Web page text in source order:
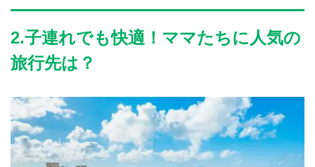
2.子連れでも快適！ママたちに人気の
旅行先は？